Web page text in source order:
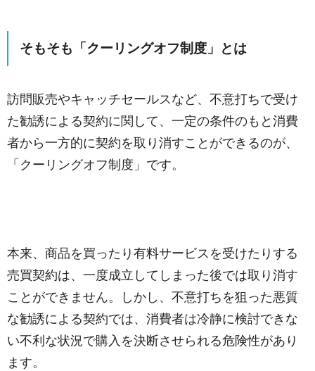
そもそも「クーリングオフ制度」とは
訪問販売やキャッチセールスなど、不意打ちで受け
た勧誘による契約に関して、一定の条件のもと消費
者から一方的に契約を取り消すことができるのが、
「クーリングオフ制度」です。
本来、商品を買ったり有料サービスを受けたりする
売買契約は、一度成立してしまった後では取り消す
ことができません。しかし、不意打ちを狙った悪質
な勧誘による契約では、消費者は冷静に検討できな
い不利な状況で購入を決断させられる危険性があり
ます。